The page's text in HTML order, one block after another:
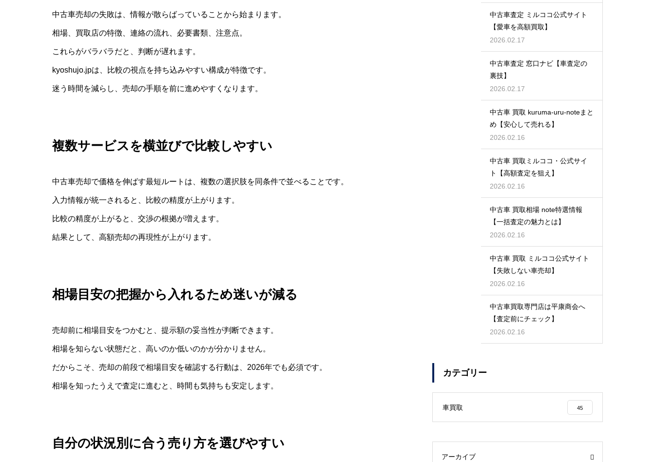
中古車売却の失敗は、情報が散らばっていることから始まります。
相場、買取店の特徴、連絡の流れ、必要書類、注意点。
これらがバラバラだと、判断が遅れます。
kyoshujo.jpは、比較の視点を持ち込みやすい構成が特徴です。
迷う時間を減らし、売却の手順を前に進めやすくなります。
複数サービスを横並びで比較しやすい
中古車売却で価格を伸ばす最短ルートは、複数の選択肢を同条件で並べることです。
入力情報が統一されると、比較の精度が上がります。
比較の精度が上がると、交渉の根拠が増えます。
結果として、高額売却の再現性が上がります。
相場目安の把握から入れるため迷いが減る
売却前に相場目安をつかむと、提示額の妥当性が判断できます。
相場を知らない状態だと、高いのか低いのかが分かりません。
だからこそ、売却の前段で相場目安を確認する行動は、2026年でも必須です。
相場を知ったうえで査定に進むと、時間も気持ちも安定します。
自分の状況別に合う売り方を選びやすい
中古車査定 ミルココ公式サイト
【愛車を高額買取】
2026.02.17
中古車査定 窓口ナビ【車査定の
裏技】
2026.02.17
中古車 買取 kuruma-uru-noteまと
め【安心して売れる】
2026.02.16
中古車 買取ミルココ・公式サイ
ト【高額査定を狙え】
2026.02.16
中古車 買取相場 note特選情報
【一括査定の魅力とは】
2026.02.16
中古車 買取 ミルココ公式サイト
【失敗しない車売却】
2026.02.16
中古車買取専門店は平康商会へ
【査定前にチェック】
2026.02.16
カテゴリー
車買取 45
アーカイブ